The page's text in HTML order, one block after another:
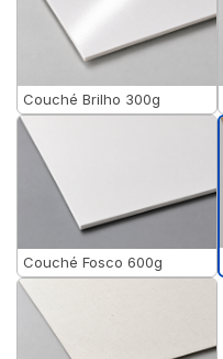
Couché Brilho 300g
Couché Fosco 600g